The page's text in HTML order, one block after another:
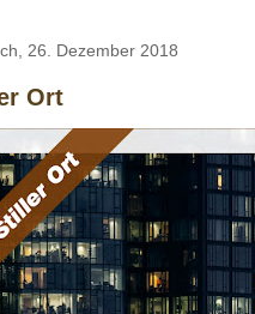
26. Dezember 2018
Ort